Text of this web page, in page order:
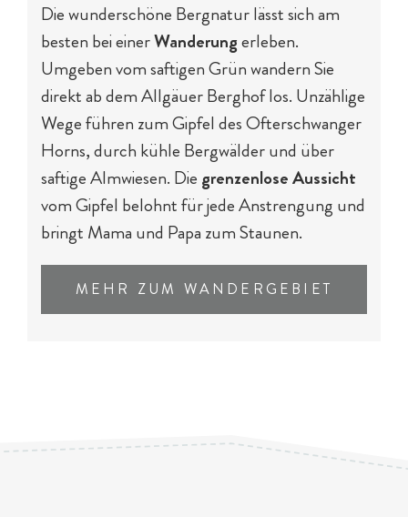
Die wunderschöne Bergnatur lässt sich am
besten bei einerWanderungerleben.
Umgeben vom saftigen Grün wandern Sie
direkt ab dem Allgäuer Berghof los. Unzählige
Wege führen zum Gipfel des Ofterschwanger
Horns, durch kühle Bergwälder und über
saftige Almwiesen. Die grenzenlose Aussicht
vom Gipfel belohnt für jede Anstrengung und
bringt Mama und Papa zum Staunen.
MEHR ZUM WANDERGEBIET